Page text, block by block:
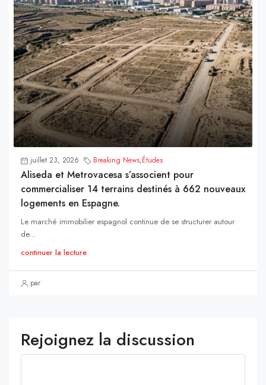
juillet 23, 2026 Breaking News,Études
Aliseda et Metrovacesa s’associent pour
commercialiser 14 terrains destinés à 662 nouveaux
logements en Espagne.
Le marché immobilier espagnol continue de se structurer autour
de...
continuer la lecture
par
Rejoignez la discussion